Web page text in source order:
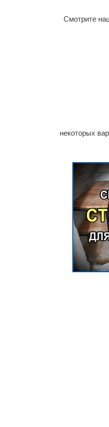
Смотрите
некоторых